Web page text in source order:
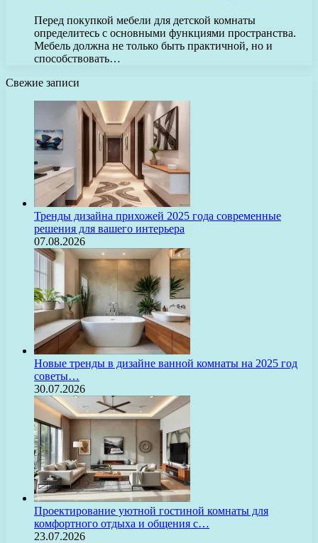
Перед покупкой мебели для детской комнаты
определитесь с основными функциями пространства.
Мебель должна не только быть практичной, но и
способствовать…
Свежие записи
Тренды дизайна прихожей 2025 года современные
решения для вашего интерьера
07.08.2026
Новые тренды в дизайне ванной комнаты на 2025 год
советы…
30.07.2026
Проектирование уютной гостиной комнаты для
комфортного отдыха и общения с…
23.07.2026